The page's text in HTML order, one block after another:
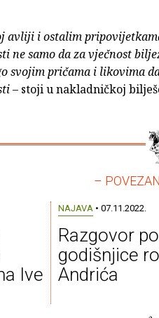
avliji i ostalim
ne samo da za vječnost
svojim pričama i likovima
– stoji u nakladničkoj
–
Ive
NAJAVA • 07.11.2022.
Razgovor
godišnjice
Andrića